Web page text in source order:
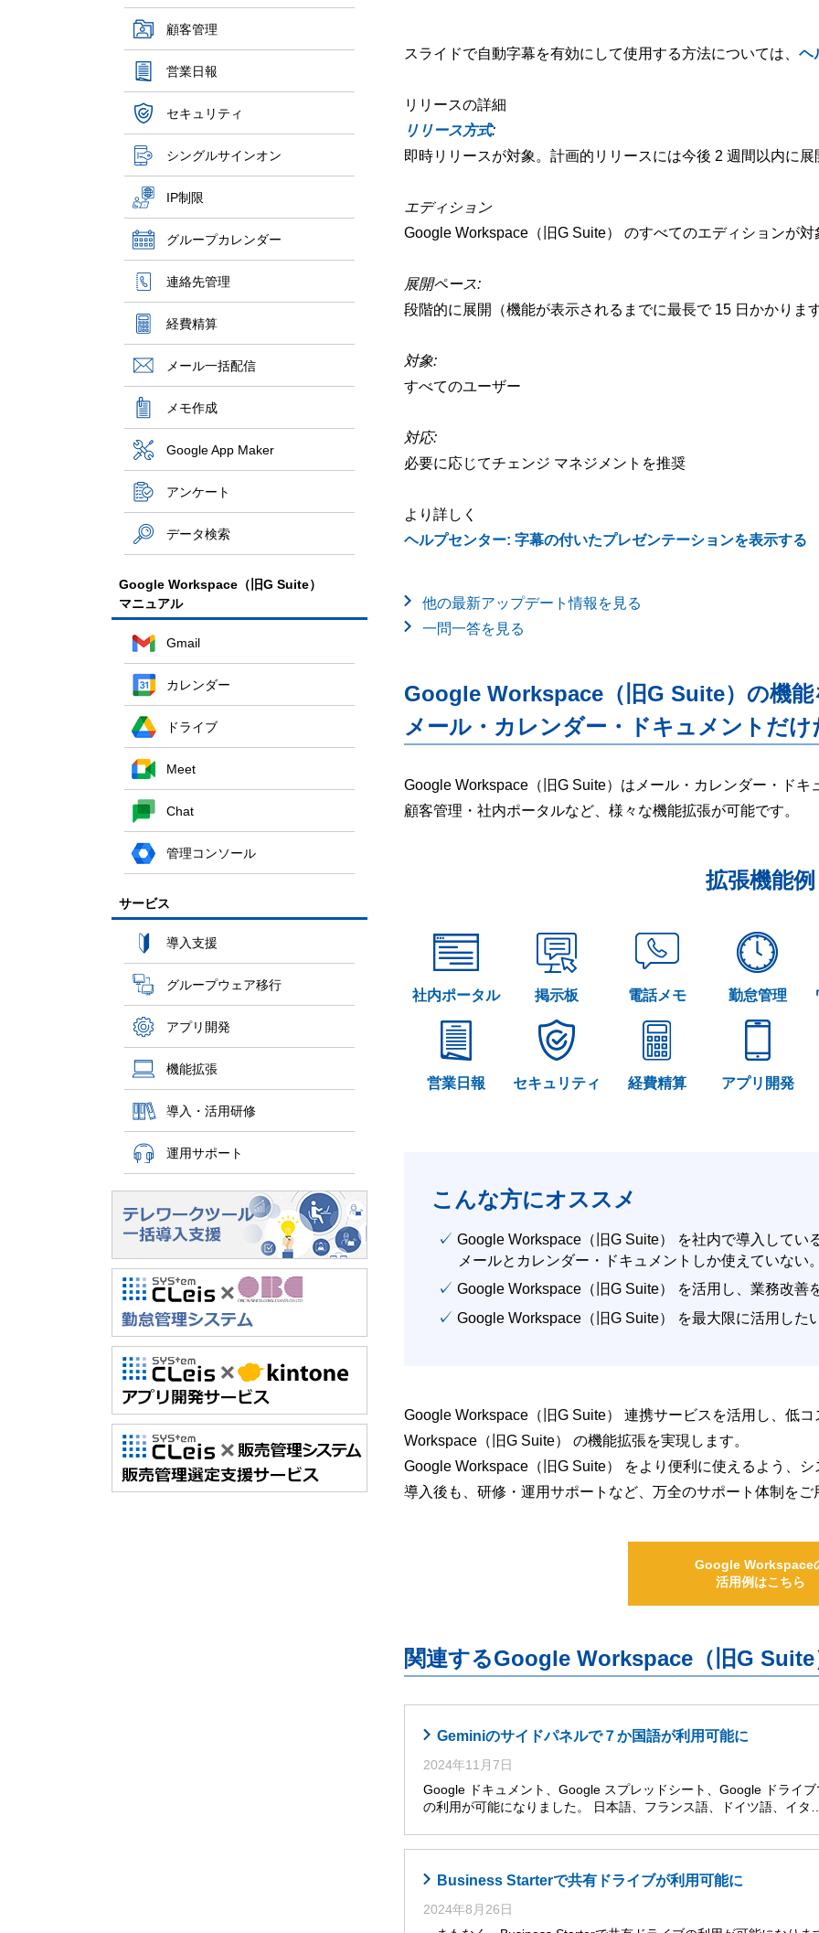
顧客管理
営業日報
セキュリティ
シングルサインオン
IP制限
グループカレンダー
連絡先管理
経費精算
メール一括配信
メモ作成
Google App Maker
アンケート
データ検索
Google Workspace（旧G Suite）
マニュアル
Gmail
カレンダー
ドライブ
Meet
Chat
管理コンソール
サービス
導入支援
グループウェア移行
アプリ開発
機能拡張
導入・活用研修
運用サポート
スライドで自動字幕を有効にして使用する方法については、 ヘ
リリースの詳細
リリース方式:
即時リリースが対象。計画的リリースには今後 2 週間以内に展
エディション
Google Workspace（旧G Suite） のすべてのエディションが対
展開ペース:
段階的に展開（機能が表示されるまでに最長で 15 日かかります
対象:
すべてのユーザー
対応:
必要に応じてチェンジ マネジメントを推奨
より詳しく
ヘルプセンター: 字幕の付いたプレゼンテーションを表示する
他の最新アップデート情報を見る
一問一答を見る
Google Workspace（旧G Suite）の機能
メール・カレンダー・ドキュメントだ
Google Workspace（旧G Suite）はメール・カレンダー・ドキ
顧客管理・社内ポータルなど、様々な機能拡張が可能です。
拡張機能例
社内ポータル 掲示板 電話メモ 勤怠管理
営業日報 セキュリティ 経費精算 アプリ開発
こんな方にオススメ
✓ Google Workspace（旧G Suite） を社内で導入してい
メールとカレンダー・ドキュメントしか使えていない。
✓ Google Workspace（旧G Suite） を活用し、業務改善
✓ Google Workspace（旧G Suite） を最大限に活用した
Google Workspace（旧G Suite） 連携サービスを活用し、低
Workspace（旧G Suite） の機能拡張を実現します。
Google Workspace（旧G Suite） をより便利に使えるよう、
導入後も、研修・運用サポートなど、万全のサポート体制をご
Google Workspace
活用例はこちら
関連するGoogle Workspace（旧G
Geminiのサイドパネルで７か国語が利用可能に
2024年11月7日
Google ドキュメント、Google スプレッドシート、Google ドライ
の利用が可能になりました。 日本語、フランス語、ドイツ語、イタ…
Business Starterで共有ドライブが利用可能に
2024年8月26日